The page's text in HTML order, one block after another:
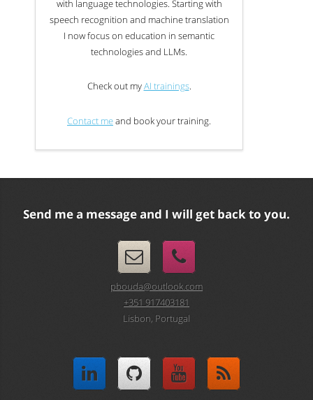
with language technologies. Starting with
speech recognition and machine translation
I now focus on education in semantic
technologies and LLMs.
Check out myAI trainings.
Contact meand book your training.
Send me a message and I will get back to you.
pbouda@outlook.com
+351 917403181
Lisbon, Portugal